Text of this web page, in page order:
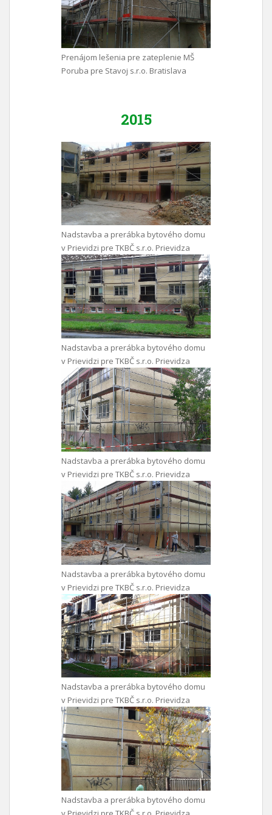
Prenájom lešenia pre zateplenie MŠ
Poruba pre Stavoj s.r.o. Bratislava
2015
Nadstavba a prerábka bytového domu
v Prievidzi pre TKBČ s.r.o. Prievidza
Nadstavba a prerábka bytového domu
v Prievidzi pre TKBČ s.r.o. Prievidza
Nadstavba a prerábka bytového domu
v Prievidzi pre TKBČ s.r.o. Prievidza
Nadstavba a prerábka bytového domu
v Prievidzi pre TKBČ s.r.o. Prievidza
Nadstavba a prerábka bytového domu
v Prievidzi pre TKBČ s.r.o. Prievidza
Nadstavba a prerábka bytového domu